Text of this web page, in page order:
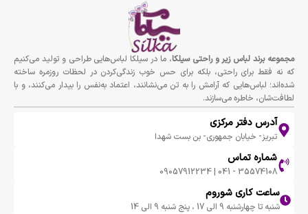
مجموعه برند لباس زير و راحتى سيلكا، ما در سیلکا لباس‌هایی طراحی و تولید می‌کنیم
که نه فقط برای راحتی، بلکه برای حس خوب زندگی‌کردن در لحظات روزمره ساخته
شده‌اند؛ لباس‌هایی که آرامش را به تن می‌نشانند، اعتماد به‌نفس را بیدار می‌کنند، و با
لطافت‌شان، خاطره می‌سازند.
آدرس دفتر مرکزی
تبریز- خیابان جمهوری- بن بست شهدا
شماره تماس
35574108 - 041 | 09057912234
ساعت کاری شوروم
شنبه تا چهارشنبه 9 الی 17 ، پنج شنبه 9 الی 14